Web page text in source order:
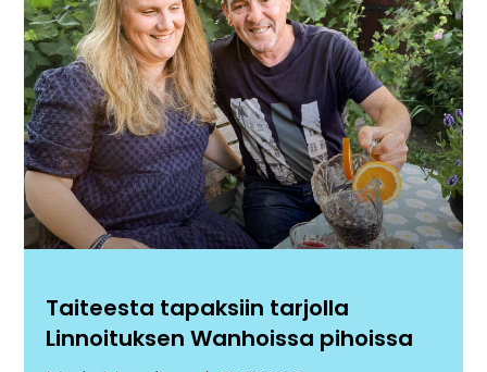
Taiteesta tapaksiin tarjolla
Linnoituksen Wanhoissa pihoissa